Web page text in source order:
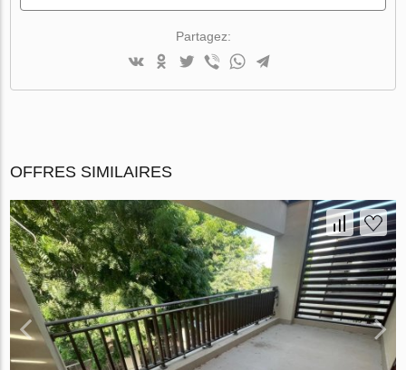
Partagez:
OFFRES SIMILAIRES